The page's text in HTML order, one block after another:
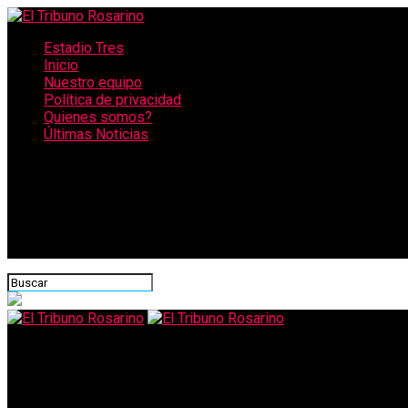
Estadio Tres
Inicio
Nuestro equipo
Política de privacidad
Quienes somos?
Últimas Noticias